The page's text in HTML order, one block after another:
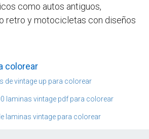
como autos antiguos,
retro y motocicletas con diseños
colorear
de vintage up para colorear
laminas vintage pdf para colorear
laminas vintage para colorear